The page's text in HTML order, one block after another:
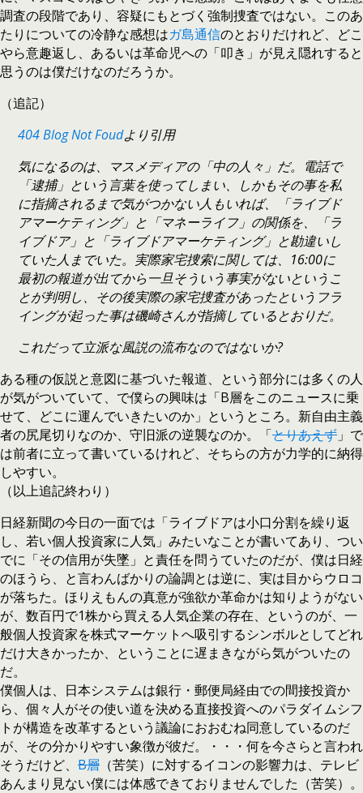
調査の段階であり、容疑にもとづく強制捜査ではない。このあ
たりについての冷静な感想はガ島通信のとおりだけれど、どこ
やら意趣返し、あるいは革命児への「叩き」が見え隠れすると
思うのは僕だけなのだろうか。
（追記）
404 Blog Not Foudより引用
気になるのは、マスメディアの「中の人々」だ。電話で
「逮捕」という言葉を使ってしまい、しかもその事を私
に指摘されるまで気がつかない人もいれば、「ライブド
アマーケティング」と「マネーライフ」の関係を、「ラ
イブドア」と「ライブドアマーケティング」と勘違いし
ていた人までいた。実際家宅捜索に関しては、16:00に
最初の報道が出てから一旦そういう事実がないというこ
とが判明し、その後実際の家宅捜査があったというフラ
イングが起った事は磯崎さんが指摘しているとおりだ。
これだって立派な風説の流布なのではないか?
ある種の仮説と意図に基づいた報道、という部分には多くの人
が気がついていて、で僕らの興味は「B層をこのニュースに乗
せて、どこに運んでいきたいのか」というところ。新自由主義
者の尻尾切りなのか、守旧派の逆襲なのか。「とりあえず 」で
は前者に立って書いているけれど、そちらの方が力学的に納得
しやすい。
（以上追記終わり）
日経新聞の今日の一面では「ライブドアは小口分割を繰り返
し、若い個人投資家に人気」みたいなことが書いてあり、つい
でに「その信用が失墜」と責任を問うていたのだが、僕は日経
のほうら、と言わんばかりの論調とは逆に、実は目からウロコ
が落ちた。ほりえもんの真意が強欲か革命かは知りようがない
が、数百円で1株から買える人気企業の存在、というのが、一
般個人投資家を株式マーケットへ吸引するシンボルとしてどれ
だけ大きかったか、ということに遅まきながら気がついたの
だ。
僕個人は、日本システムは銀行・郵便局経由での間接投資か
ら、個々人がその使い道を決める直接投資へのパラダイムシフ
トが構造を改革するという議論におおむね同意しているのだ
が、その分かりやすい象徴が彼だ。・・・何を今さらと言われ
そうだけど、 B層 （苦笑）に対するイコンの影響力は、テレビ
あんまり見ない僕には体感できておりませんでした（苦笑）。